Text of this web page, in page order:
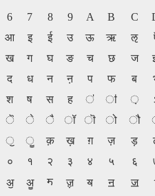
6 7 8 9 A B C
आ इ ई उ ऊ ऋ ऌ
ख ग घ ङ च छ ज
द ध न ऩ प फ ब
श ष स ह ऺ ऻ ़
ॆ े ै ॉ ॊ ो ौ
ॖ ॗ क़ ख़ ग़ ज़ ड़
० १ २ ३ ४ ५ ६
ॶ ॷ ॸ ॹ ॺ ॻ ॼ